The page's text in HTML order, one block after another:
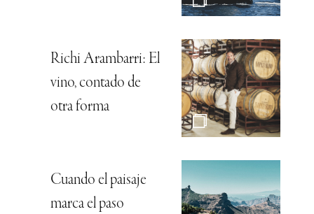
Richi Arambarri: El
vino, contado de
otra forma
Cuando el paisaje
marca el paso